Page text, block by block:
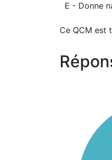
E - Donne
Ce QCM est